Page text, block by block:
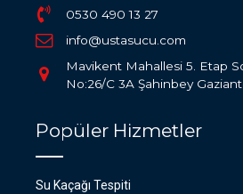
0530 490 13 27
info@ustasucu.com
Mavikent Mahallesi 5. Etap
No:26/C 3A Şahinbey
Popüler Hizmetler
Su Kaçağı Tespiti